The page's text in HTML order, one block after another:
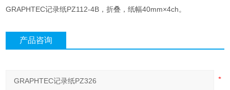
GRAPHTEC记录纸PZ112-4B，折叠，纸幅40mm×4ch。
产品咨询